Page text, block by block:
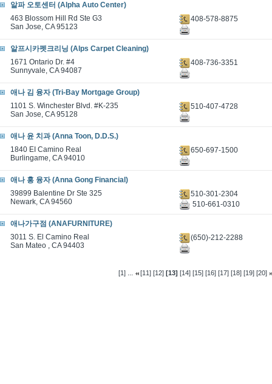
알파 오토센터 (Alpha Auto Center)
463 Blossom Hill Rd Ste G3
San Jose, CA 95123
408-578-8875
알프시카펫크리닝 (Alps Carpet Cleaning)
1671 Ontario Dr. #4
Sunnyvale, CA 94087
408-736-3351
애나 김 융자 (Tri-Bay Mortgage Group)
1101 S. Winchester Blvd. #K-235
San Jose, CA 95128
510-407-4728
애나 윤 치과 (Anna Toon, D.D.S.)
1840 EI Camino Real
Burlingame, CA 94010
650-697-1500
애나 홍 융자 (Anna Gong Financial)
39899 Balentine Dr Ste 325
Newark, CA 94560
510-301-2304
510-661-0310
애나가구점 (ANAFURNITURE)
3011 S. El Camino Real
San Mateo , CA 94403
(650)-212-2288
[1] ... [11] [12] [13] [14] [15] [16] [17] [18] [19] [20]